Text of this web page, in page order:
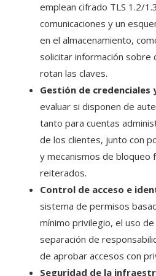
emplean cifrado TLS 1.2/
comunicaciones y un
en el almacenamiento,
solicitar información sobre
rotan las claves.
Gestión de credenciales
evaluar si disponen de
tanto para cuentas
de los clientes, junto con
y mecanismos de bloqueo
reiterados.
Control de acceso e
sistema de permisos
mínimo privilegio, el uso
separación de
de aprobar accesos con
Seguridad de la